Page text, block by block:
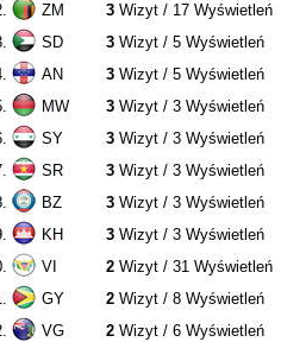
ZM 3 Wizyt / 17 Wyświetleń
SD 3 Wizyt / 5 Wyświetleń
AN 3 Wizyt / 5 Wyświetleń
MW 3 Wizyt / 3 Wyświetleń
SY 3 Wizyt / 3 Wyświetleń
SR 3 Wizyt / 3 Wyświetleń
BZ 3 Wizyt / 3 Wyświetleń
KH 3 Wizyt / 3 Wyświetleń
VI 2 Wizyt / 31 Wyświetleń
GY 2 Wizyt / 8 Wyświetleń
VG 2 Wizyt / 6 Wyświetleń